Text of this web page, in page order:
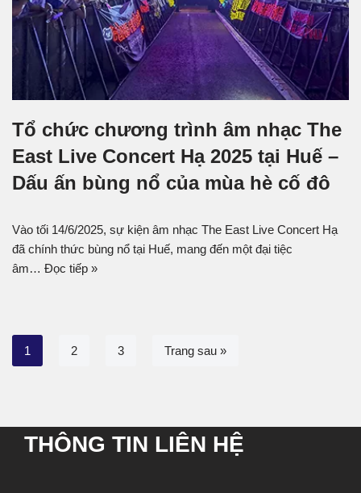
Tổ chức chương trình âm nhạc The
East Live Concert Hạ 2025 tại Huế –
Dấu ấn bùng nổ của mùa hè cố đô
Vào tối 14/6/2025, sự kiện âm nhạc The East Live Concert Hạ
đã chính thức bùng nổ tại Huế, mang đến một đại tiệc
âm… Đọc tiếp »
1 2 3 Trang sau »
THÔNG TIN LIÊN HỆ